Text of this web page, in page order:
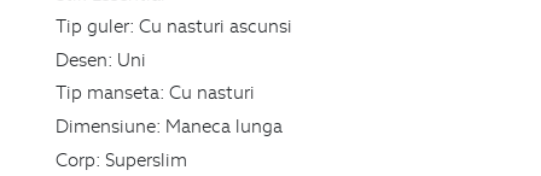
Tip guler: Cu nasturi ascunsi
Desen: Uni
Tip manseta: Cu nasturi
Dimensiune: Maneca lunga
Corp: Superslim